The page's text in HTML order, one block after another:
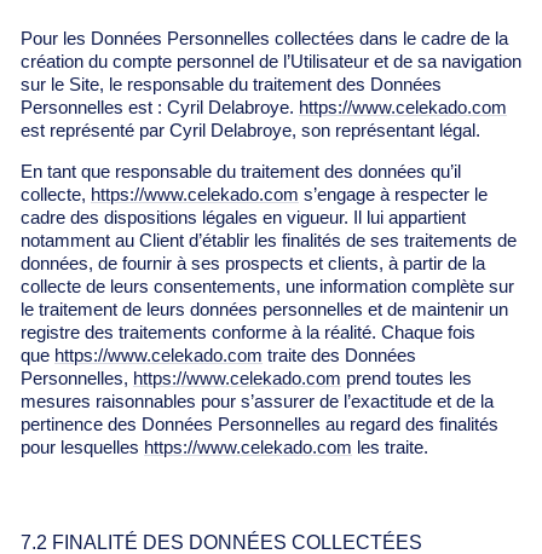
Pour les Données Personnelles collectées dans le cadre de la
création du compte personnel de l’Utilisateur et de sa navigation
sur le Site, le responsable du traitement des Données
Personnelles est : Cyril Delabroye. https://www.celekado.com
est représenté par Cyril Delabroye, son représentant légal.
En tant que responsable du traitement des données qu’il
collecte, https://www.celekado.com s’engage à respecter le
cadre des dispositions légales en vigueur. Il lui appartient
notamment au Client d’établir les finalités de ses traitements de
données, de fournir à ses prospects et clients, à partir de la
collecte de leurs consentements, une information complète sur
le traitement de leurs données personnelles et de maintenir un
registre des traitements conforme à la réalité. Chaque fois
que https://www.celekado.com traite des Données
Personnelles, https://www.celekado.com prend toutes les
mesures raisonnables pour s’assurer de l’exactitude et de la
pertinence des Données Personnelles au regard des finalités
pour lesquelles https://www.celekado.com les traite.
7.2 FINALITÉ DES DONNÉES COLLECTÉES